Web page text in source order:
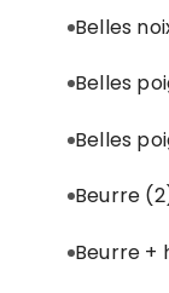
Belles
Belles
Belles
Beurre
Beurre +